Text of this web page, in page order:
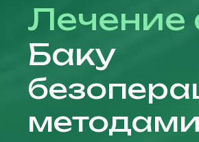
Лечение
Баку
методами